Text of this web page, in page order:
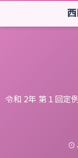
令和 2年 第１回定